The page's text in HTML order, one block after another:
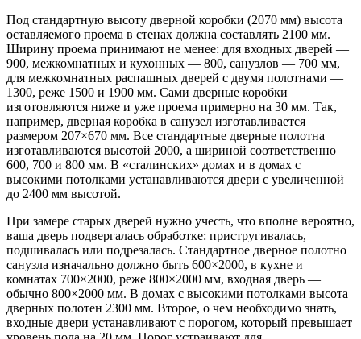
Под стандартную высоту дверной коробки (2070 мм) высота
оставляемого проема в стенах должна составлять 2100 мм.
Ширину проема принимают не менее: для входных дверей —
900, межкомнатных и кухонных — 800, санузлов — 700 мм,
для межкомнатных распашных дверей с двумя полотнами —
1300, реже 1500 и 1900 мм. Сами дверные коробки
изготовляются ниже и уже проема примерно на 30 мм. Так,
например, дверная коробка в санузел изготавливается
размером 207×670 мм. Все стандартные дверные полотна
изготавливаются высотой 2000, а шириной соответственно
600, 700 и 800 мм. В «сталинских» домах и в домах с
высокими потолками устанавливаются двери с увеличенной
до 2400 мм высотой.
При замере старых дверей нужно учесть, что вполне вероятно,
ваша дверь подвергалась обработке: пристругивалась,
подшивалась или подрезалась. Стандартное дверное полотно
санузла изначально должно быть 600×2000, в кухне и
комнатах 700×2000, реже 800×2000 мм, входная дверь —
обычно 800×2000 мм. В домах с высокими потолками высота
дверных полотен 2300 мм. Второе, о чем необходимо знать,
входные двери устанавливают с порогом, который превышает